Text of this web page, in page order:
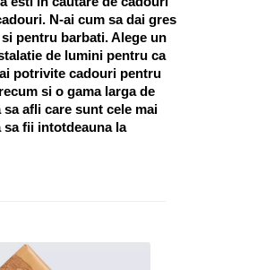
N-ai cum sa dai gres
pentru barbati. Alege un
de lumini pentru ca
potrivite cadouri pentru
si o gama larga de
afli care sunt cele mai
fii intotdeauna la